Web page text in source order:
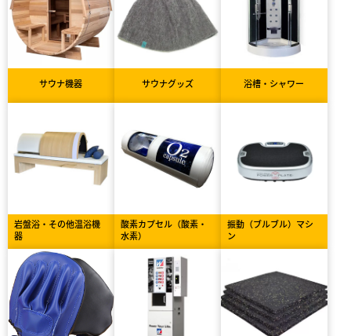
サウナ機器 サウナグッズ 浴槽・シャワー
岩盤浴・その他温浴機
器
酸素カプセル（酸素・
水素）
振動（ブルブル）マシ
ン